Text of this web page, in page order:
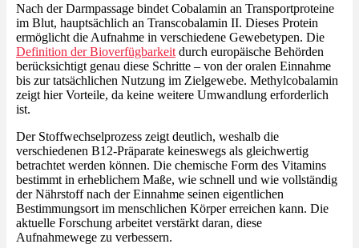
Nach der Darmpassage bindet Cobalamin an Transportproteine
im Blut, hauptsächlich an Transcobalamin II. Dieses Protein
ermöglicht die Aufnahme in verschiedene Gewebetypen. Die
Definition der Bioverfügbarkeit durch europäische Behörden
berücksichtigt genau diese Schritte – von der oralen Einnahme
bis zur tatsächlichen Nutzung im Zielgewebe. Methylcobalamin
zeigt hier Vorteile, da keine weitere Umwandlung erforderlich
ist.
Der Stoffwechselprozess zeigt deutlich, weshalb die
verschiedenen B12-Präparate keineswegs als gleichwertig
betrachtet werden können. Die chemische Form des Vitamins
bestimmt in erheblichem Maße, wie schnell und wie vollständig
der Nährstoff nach der Einnahme seinen eigentlichen
Bestimmungsort im menschlichen Körper erreichen kann. Die
aktuelle Forschung arbeitet verstärkt daran, diese
Aufnahmewege zu verbessern.